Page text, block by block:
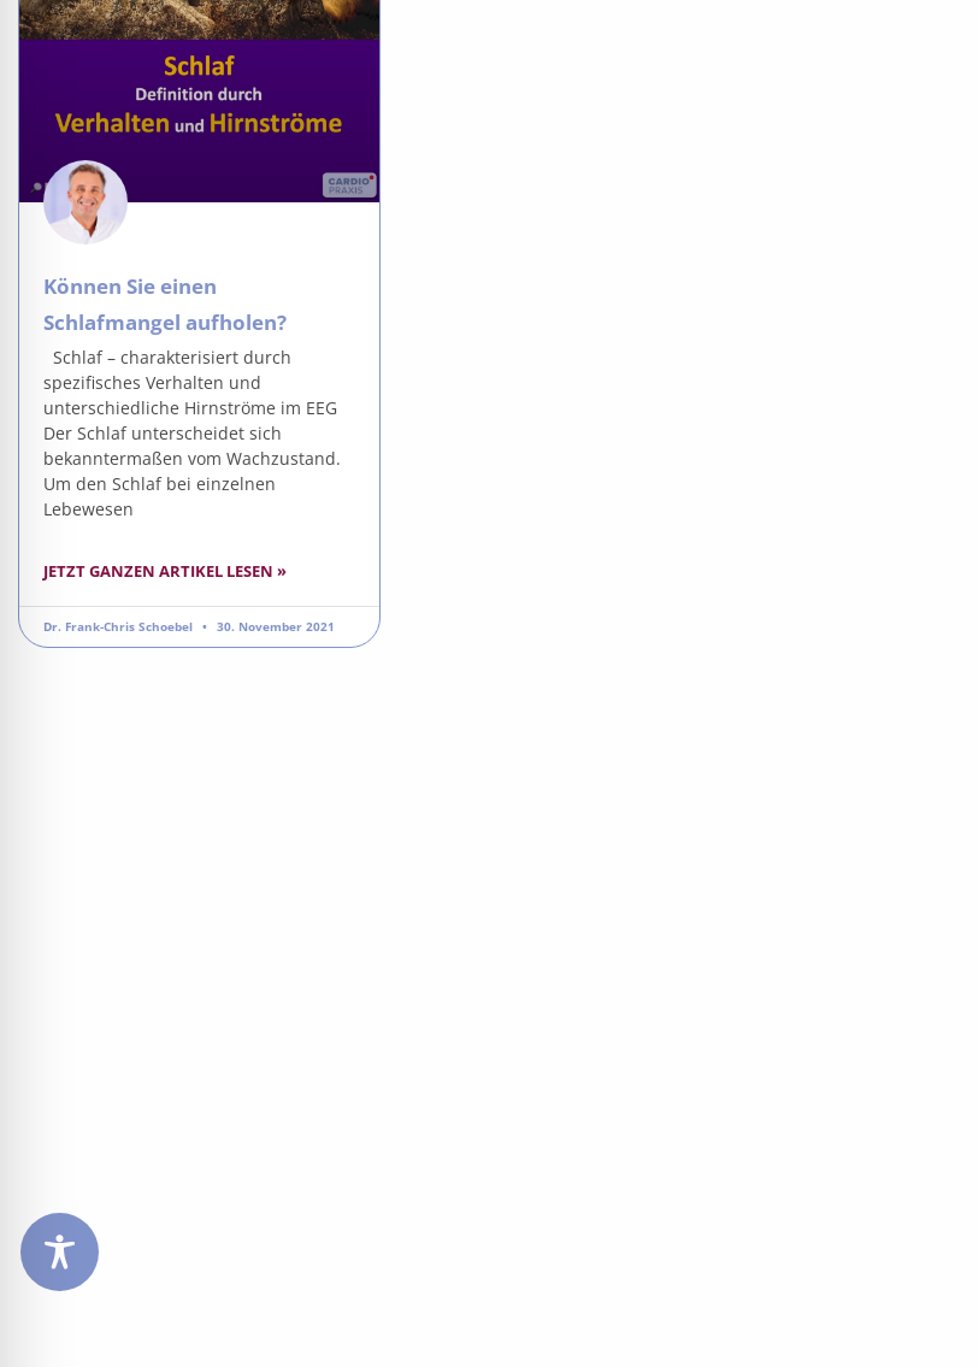
Können Sie einen
Schlafmangel aufholen?
Schlaf – charakterisiert durch
spezifisches Verhalten und
unterschiedliche Hirnströme im EEG
Der Schlaf unterscheidet sich
bekanntermaßen vom Wachzustand.
Um den Schlaf bei einzelnen
Lebewesen
JETZT GANZEN ARTIKEL LESEN »
Dr. Frank-Chris Schoebel 30. November 2021